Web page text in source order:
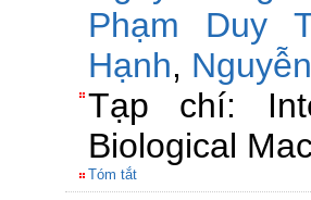
Phạm Duy
Hạnh,
Tạp chí:
Biological
Tóm tắt